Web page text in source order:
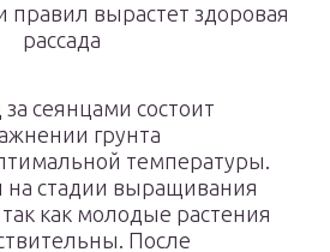
вырастет здоровая
рассада
сеянцами состоит
грунта
температуры.
на стадии выращивания
как молодые растения
После